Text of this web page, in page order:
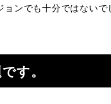
ョンでも十分ではないで
す。